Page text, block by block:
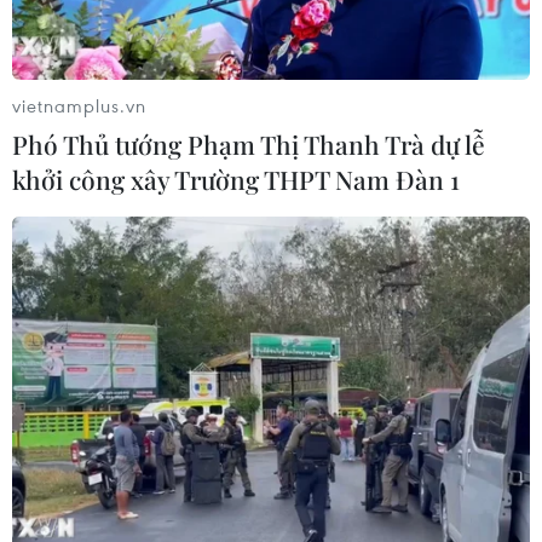
Walt Disney đồng ý bán 50% cổ phần
với giá 1,2 tỷ USD
05/08/2026 04:26
VNPT-VRG và cái “bắt tay” chiến
lược của để xây mô hình khu công
nghiệp công nghệ số
05/08/2026 02:59
VIB ra mắt One Card, mở ra bước
tiến mới về thẻ tín dụng
05/08/2026 01:48
vietnamplus.vn
Phó Thủ tướng Phạm Thị Thanh Trà dự lễ
khởi công xây Trường THPT Nam Đàn 1